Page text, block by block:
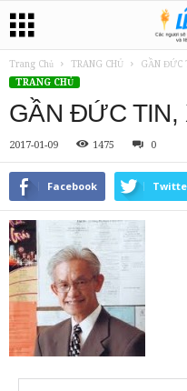
Trang Chủ TRANG CHỦ
GẦN ĐỨC
TRANG CHỦ
GẦN ĐỨC TIN,
2017-01-09 1475 0
Facebook